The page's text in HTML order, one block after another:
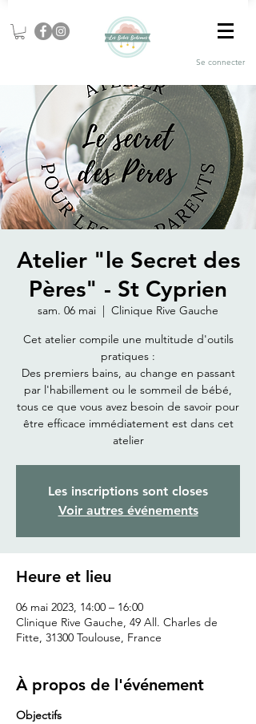
Se connecter
Atelier "le Secret des
Pères" - St Cyprien
sam. 06 mai
  |
Clinique Rive Gauche
Cet atelier compile une multitude d'outils
pratiques :
Des premiers bains, au change en passant
par l'habillement ou le sommeil de bébé,
tous ce que vous avez besoin de savoir pour
être efficace immédiatement est dans cet
atelier
Les inscriptions sont closes
Voir autres événements
Heure et lieu
06 mai 2023, 14:00 – 16:00
Clinique Rive Gauche, 49 All. Charles de
Fitte, 31300 Toulouse, France
À propos de l'événement
Objectifs